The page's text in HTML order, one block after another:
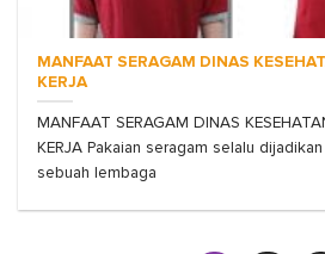
MANFAAT SERAGAM DINAS
KERJA
MANFAAT SERAGAM DINAS
KERJA Pakaian seragam selalu
sebuah lembaga